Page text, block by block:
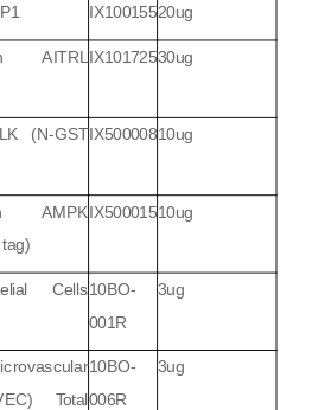
IX10015520ug
AITRL IX10172530ug
(N-GSTIX50000810ug
AMPKIX50001510ug
Cells10BO-
001R
3ug
Total
10BO-
006R
3ug